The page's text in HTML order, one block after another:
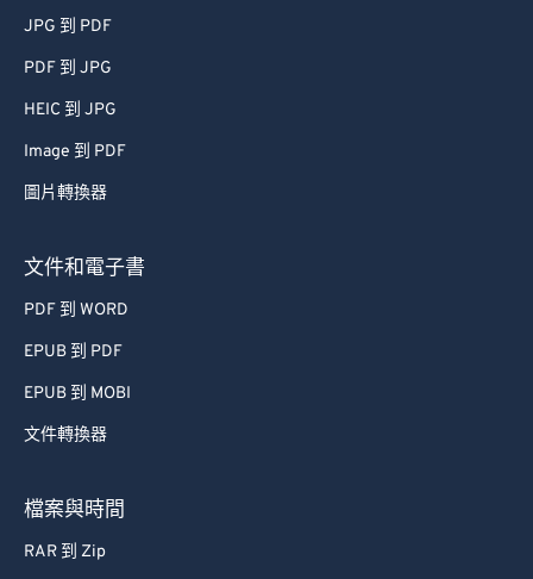
JPG 到 PDF
PDF 到 JPG
HEIC 到 JPG
Image 到 PDF
圖片轉換器
文件和電子書
PDF 到 WORD
EPUB 到 PDF
EPUB 到 MOBI
文件轉換器
檔案與時間
RAR 到 Zip